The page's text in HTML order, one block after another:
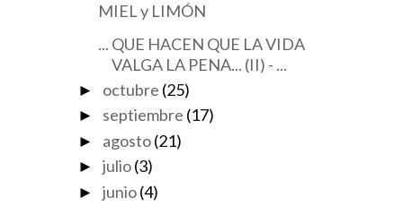
MIEL y LIMÓN
... QUE HACEN QUE LA VIDA
VALGA LA PENA... (II) - ...
► octubre (25)
► septiembre (17)
► agosto (21)
► julio (3)
► junio (4)